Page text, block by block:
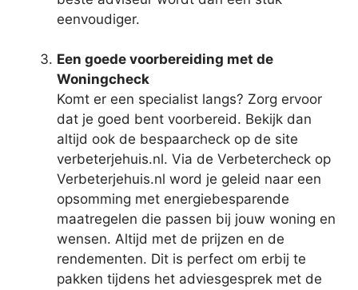
eenvoudiger.
Een goede voorbereiding met de
Woningcheck
Komt er een specialist langs? Zorg ervoor
dat je goed bent voorbereid. Bekijk dan
altijd ook de bespaarcheck op de site
verbeterjehuis.nl. Via de Verbetercheck op
Verbeterjehuis.nl word je geleid naar een
opsomming met energiebesparende
maatregelen die passen bij jouw woning en
wensen. Altijd met de prijzen en de
rendementen. Dit is perfect om erbij te
pakken tijdens het adviesgesprek met de